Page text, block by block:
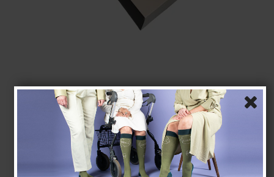
Lahjapakkaus bambu sukat pakkauksessa, 5 paria,
Tenbro bamboo fibers